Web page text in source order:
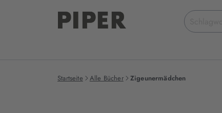
Suchbegriff
eingeben
Startseite Alle Bücher Zigeunermädchen